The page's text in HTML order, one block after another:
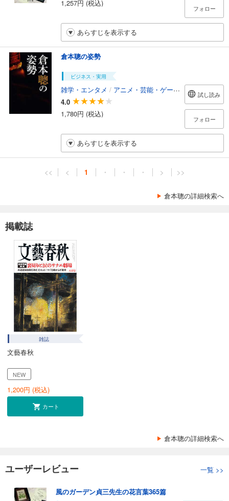
1,257円 (税込)
フォロー
あらすじを表示する
倉本聰の姿勢
ビジネス・実用
雑学・エンタメ / アニメ・芸能・ゲーム攻略本
4.0
1,780円 (税込)
試し読み
フォロー
あらすじを表示する
<< < 1 ・ ・ ・ > >>
倉本聰の詳細検索へ
掲載誌
雑誌
文藝春秋
NEW
1,200円 (税込)
カート
倉本聰の詳細検索へ
ユーザーレビュー 一覧 >>
風のガーデン貞三先生の花言葉365篇